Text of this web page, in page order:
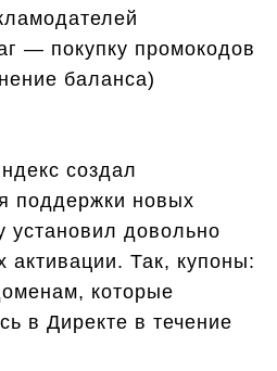
— покупку промокодов
баланса)
создал
поддержки новых
установил довольно
активации. Так, купоны:
которые
в Директе в течение